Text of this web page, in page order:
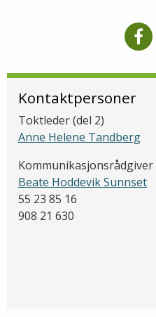
Kontaktpersoner
Toktleder (del 2)
Anne Helene Tandberg
Kommunikasjonsrådgiver
Beate Hoddevik Sunnset
55 23 85 16
908 21 630